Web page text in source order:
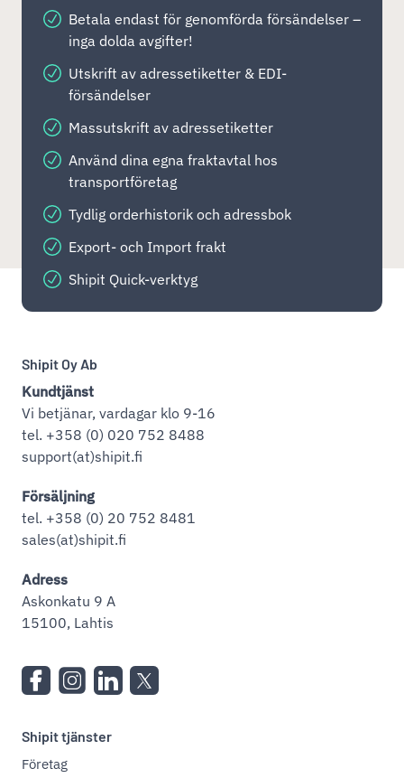
Betala endast för genomförda försändelser –
inga dolda avgifter!
Utskrift av adressetiketter & EDI-
försändelser
Massutskrift av adressetiketter
Använd dina egna fraktavtal hos
transportföretag
Tydlig orderhistorik och adressbok
Export- och Import frakt
Shipit Quick-verktyg
Shipit Oy Ab
Kundtjänst
Vi betjänar, vardagar klo 9-16
tel. +358 (0) 020 752 8488
support(at)shipit.fi
Försäljning
tel. +358 (0) 20 752 8481
sales(at)shipit.fi
Adress
Askonkatu 9 A
15100, Lahtis
Shipit tjänster
Företag